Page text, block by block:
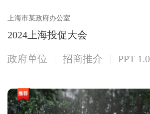
上海市某政府办公室
2024上海投促大会
政府单位 招商推介 PPT 1.0